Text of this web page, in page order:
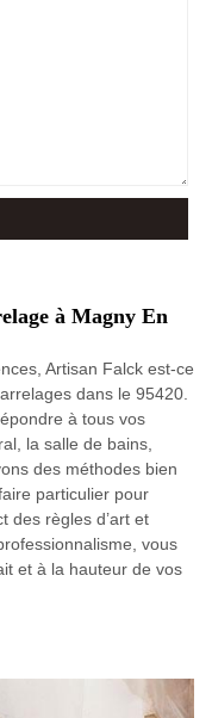
à Magny En
Artisan Falck est-ce
dans le 95420.
à tous vos
la salle de bains,
des méthodes bien
particulier pour
des règles d’art et
vous
et à la hauteur de vos